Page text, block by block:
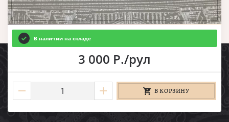
В наличии на складе
3 000 Р./рул
В КОРЗИНУ